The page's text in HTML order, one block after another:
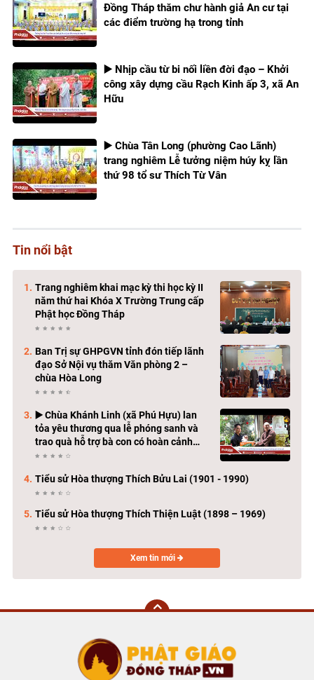
Đồng Tháp thăm chư hành giả An cư tại
các điểm trường hạ trong tỉnh
▶️ Nhịp cầu từ bi nối liền đời đạo – Khởi
công xây dựng cầu Rạch Kinh ấp 3, xã An
Hữu
▶️ Chùa Tân Long (phường Cao Lãnh)
trang nghiêm Lễ tưởng niệm húy kỵ lần
thứ 98 tổ sư Thích Từ Vân
Tin nổi bật
Trang nghiêm khai mạc kỳ thi học kỳ II
năm thứ hai Khóa X Trường Trung cấp
Phật học Đồng Tháp
Ban Trị sự GHPGVN tỉnh đón tiếp lãnh
đạo Sở Nội vụ thăm Văn phòng 2 –
chùa Hòa Long
▶️ Chùa Khánh Linh (xã Phú Hựu) lan
tỏa yêu thương qua lễ phóng sanh và
trao quà hỗ trợ bà con có hoàn cảnh
khó khăn
Tiểu sử Hòa thượng Thích Bửu Lai (1901 - 1990)
Tiểu sử Hòa thượng Thích Thiện Luật (1898 – 1969)
Xem tin mới